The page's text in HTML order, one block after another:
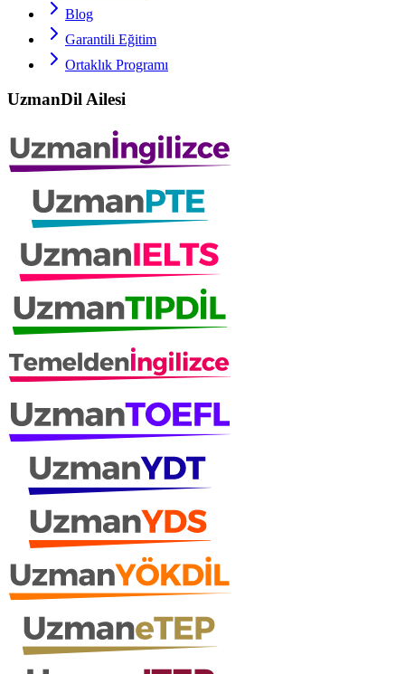
Blog
Garantili Eğitim
Ortaklık Programı
UzmanDil Ailesi